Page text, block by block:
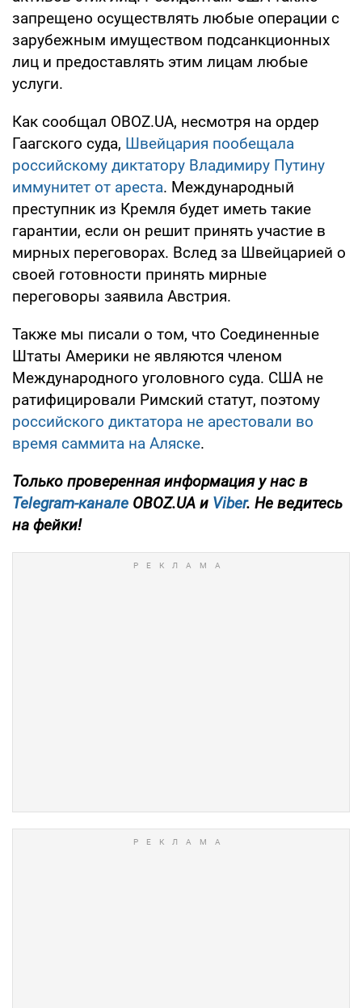
запрещено осуществлять любые операции с
зарубежным имуществом подсанкционных
лиц и предоставлять этим лицам любые
услуги.
Как сообщал OBOZ.UA, несмотря на ордер
Гаагского суда, Швейцария пообещала
российскому диктатору Владимиру Путину
иммунитет от ареста. Международный
преступник из Кремля будет иметь такие
гарантии, если он решит принять участие в
мирных переговорах. Вслед за Швейцарией о
своей готовности принять мирные
переговоры заявила Австрия.
Также мы писали о том, что Соединенные
Штаты Америки не являются членом
Международного уголовного суда. США не
ратифицировали Римский статут, поэтому
российского диктатора не арестовали во
время саммита на Аляске.
Только проверенная информация у нас в
Telegram-канале OBOZ.UA и Viber. Не ведитесь
на фейки!